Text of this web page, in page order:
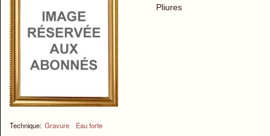
Technique: Gravure Eau forte
Pliures